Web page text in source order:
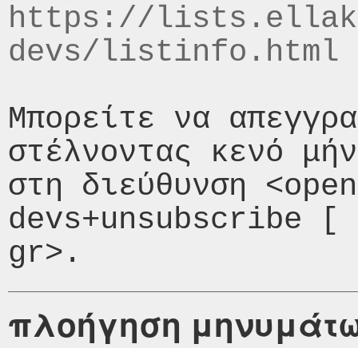
https://
devs/listinfo.html
Μπορείτε να
στέλνοντας κενό
στη διεύθυνση
πλοήγηση